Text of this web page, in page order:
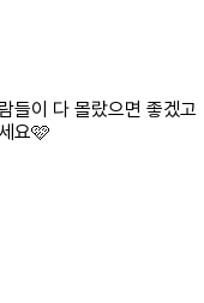
들이 다 몰랐으면 좋겠고
요🩷